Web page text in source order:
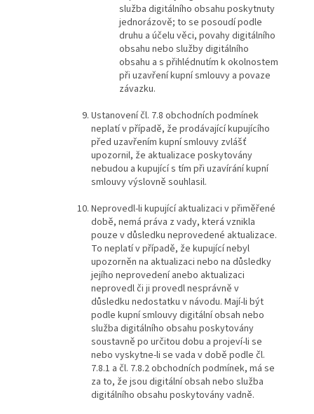
služba digitálního obsahu poskytnuty
jednorázově; to se posoudí podle
druhu a účelu věci, povahy digitálního
obsahu nebo služby digitálního
obsahu a s přihlédnutím k okolnostem
při uzavření kupní smlouvy a povaze
závazku.
Ustanovení čl. 7.8 obchodních podmínek
neplatí v případě, že prodávající kupujícího
před uzavřením kupní smlouvy zvlášť
upozornil, že aktualizace poskytovány
nebudou a kupující s tím při uzavírání kupní
smlouvy výslovně souhlasil.
Neprovedl-li kupující aktualizaci v přiměřené
době, nemá práva z vady, která vznikla
pouze v důsledku neprovedené aktualizace.
To neplatí v případě, že kupující nebyl
upozorněn na aktualizaci nebo na důsledky
jejího neprovedení anebo aktualizaci
neprovedl či ji provedl nesprávně v
důsledku nedostatku v návodu. Mají-li být
podle kupní smlouvy digitální obsah nebo
služba digitálního obsahu poskytovány
soustavně po určitou dobu a projeví-li se
nebo vyskytne-li se vada v době podle čl.
7.8.1 a čl. 7.8.2 obchodních podmínek, má se
za to, že jsou digitální obsah nebo služba
digitálního obsahu poskytovány vadně.